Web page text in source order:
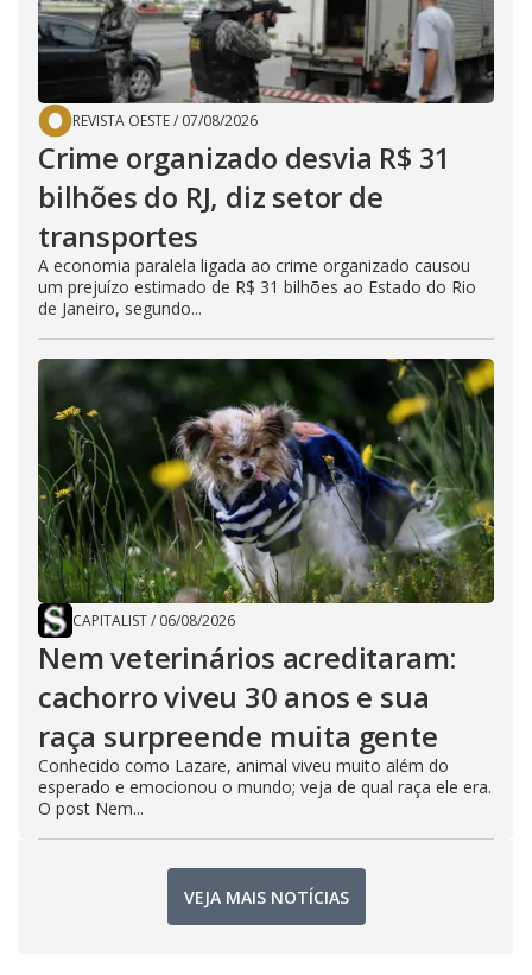
REVISTA OESTE/ 07/08/2026
Crime organizado desvia R$ 31
bilhões do RJ, diz setor de
transportes
A economia paralela ligada ao crime organizado causou
um prejuízo estimado de R$ 31 bilhões ao Estado do Rio
de Janeiro, segundo...
CAPITALIST/ 06/08/2026
Nem veterinários acreditaram:
cachorro viveu 30 anos e sua
raça surpreende muita gente
Conhecido como Lazare, animal viveu muito além do
esperado e emocionou o mundo; veja de qual raça ele era.
O post Nem...
VEJA MAIS NOTÍCIAS